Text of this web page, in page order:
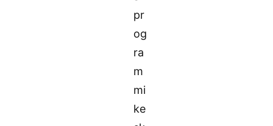
pr
og
ra
m
mi
ke